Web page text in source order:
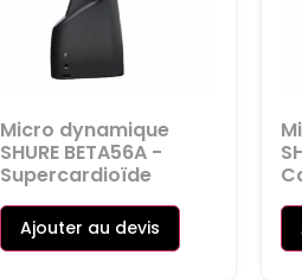
Micro dynamique
SHURE BETA56A -
Supercardioïde
Ajouter au devis